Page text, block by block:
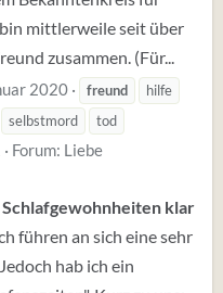
mittlerweile seit über
zusammen. (Für...
2020 freund
hilfe
selbstmord
tod
Forum: Liebe
klar
führen an sich eine sehr
hab ich ein